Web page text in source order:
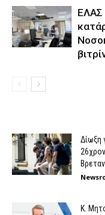
ΕΛΑΣ
Δίωξη
K.